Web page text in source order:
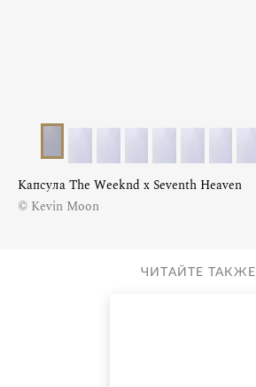
Капсула The Weeknd x Seventh Heaven
© Kevin Moon
ЧИТАЙТЕ ТАКЖЕ